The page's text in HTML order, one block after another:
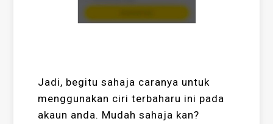
Jadi, begitu sahaja caranya untuk
menggunakan ciri terbaharu ini pada
akaun anda. Mudah sahaja kan?